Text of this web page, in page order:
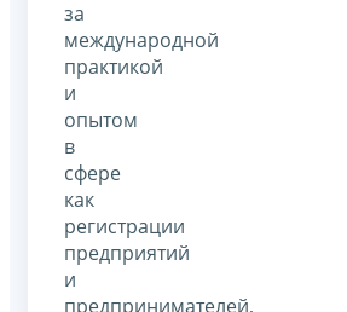
за
международной
практикой
и
опытом
в
сфере
как
регистрации
предприятий
и
предпринимателей,